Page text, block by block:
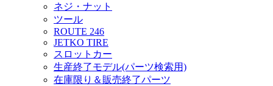
ネジ・ナット
ツール
ROUTE 246
JETKO TIRE
スロットカー
生産終了モデル(パーツ検索用)
在庫限り＆販売終了パーツ